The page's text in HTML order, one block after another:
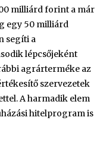
milliárd forint a már
egy 50 milliárd
segíti a
lépcsőjeként
agrárterméke az
szervezetek
A harmadik elem
hitelprogram is